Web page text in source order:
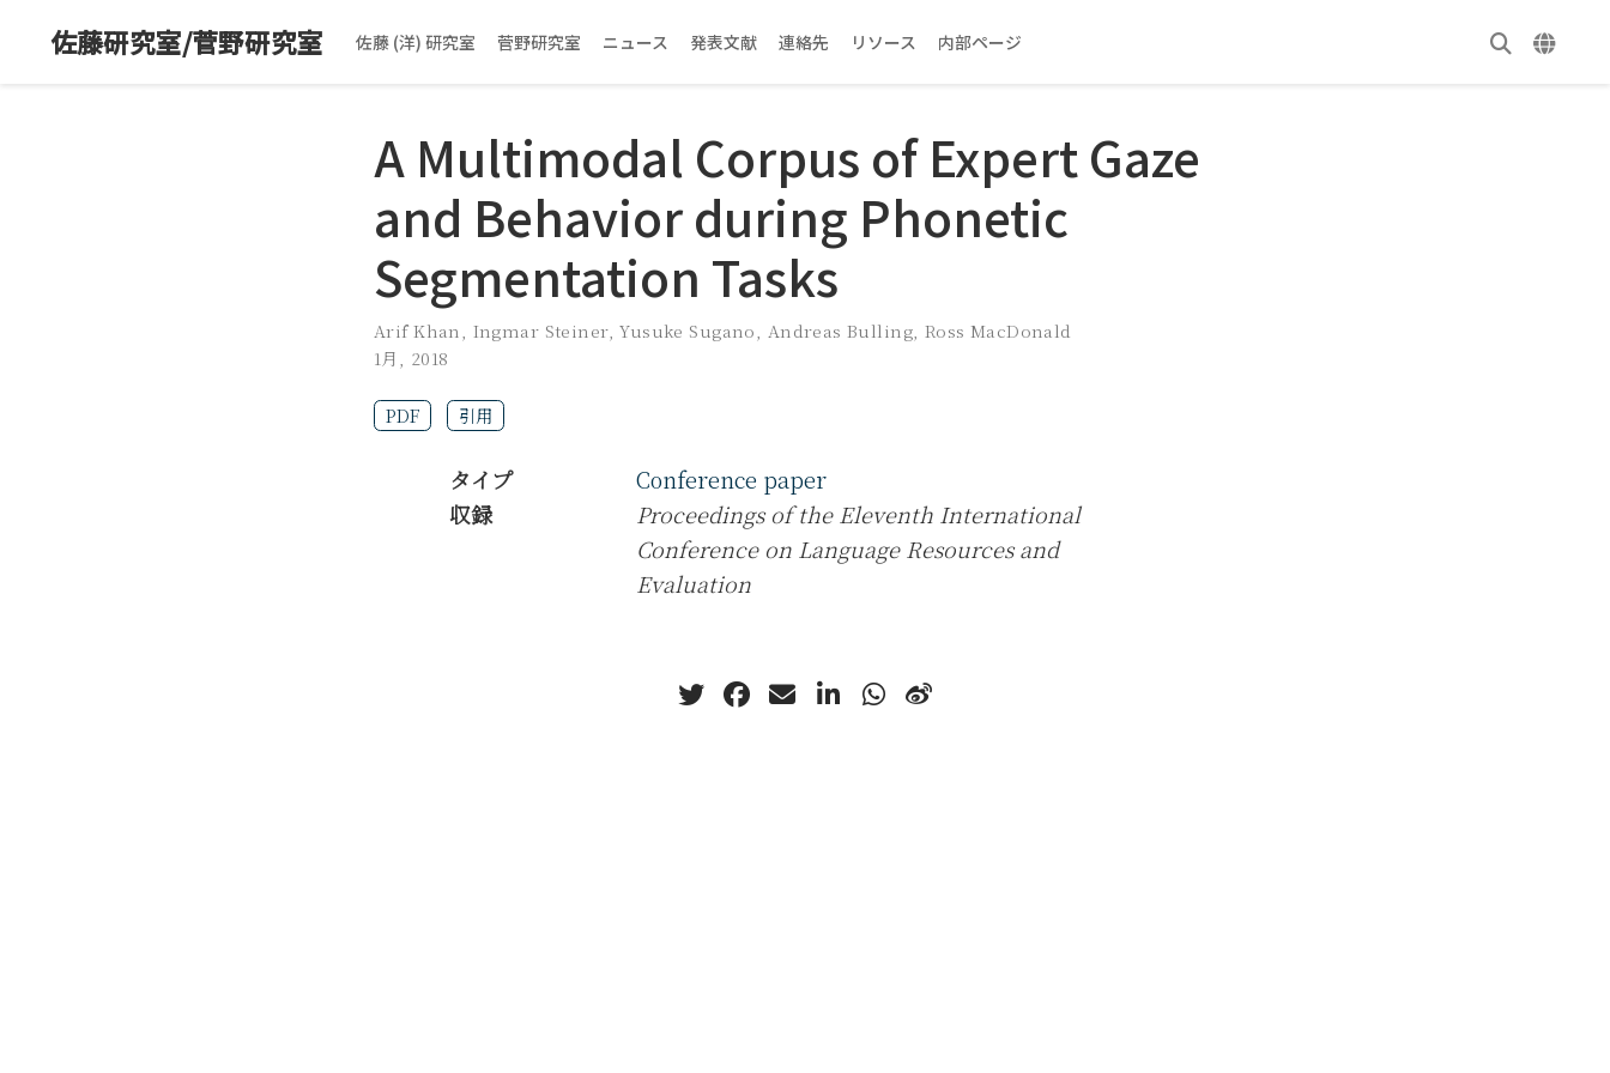
佐藤研究室/菅野研究室 佐藤 (洋) 研究室 菅野研究室 ニュース 発表文献 連絡先 リソース 内部ページ
A Multimodal Corpus of Expert Gaze
and Behavior during Phonetic
Segmentation Tasks
Arif Khan, Ingmar Steiner,Yusuke Sugano, Andreas Bulling, Ross MacDonald
1月, 2018
PDF 引用
タイプ
Conference paper
収録
Proceedings of the Eleventh International
Conference on Language Resources and
Evaluation